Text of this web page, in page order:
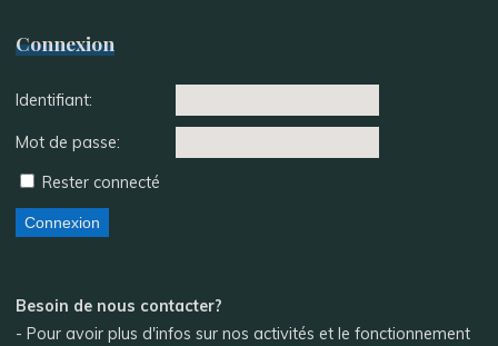
Connexion
Identifiant:
Mot de passe:
Rester connecté
Connexion
Besoin de nous contacter?
- Pour avoir plus d'infos sur nos activités et le fonctionnement